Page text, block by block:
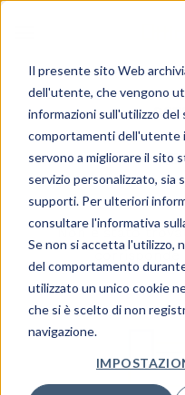
Il presente sito Web
dell'utente, che vengono
informazioni sull'utilizzo del
comportamenti dell'utente
servono a migliorare il sito
servizio personalizzato, sia
supporti. Per ulteriori
consultare l'informativa
Se non si accetta l'utilizzo,
del comportamento
utilizzato un unico cookie
che si è scelto di non
navigazione.
HOME / SHOP /
Non è stato
corrisponde